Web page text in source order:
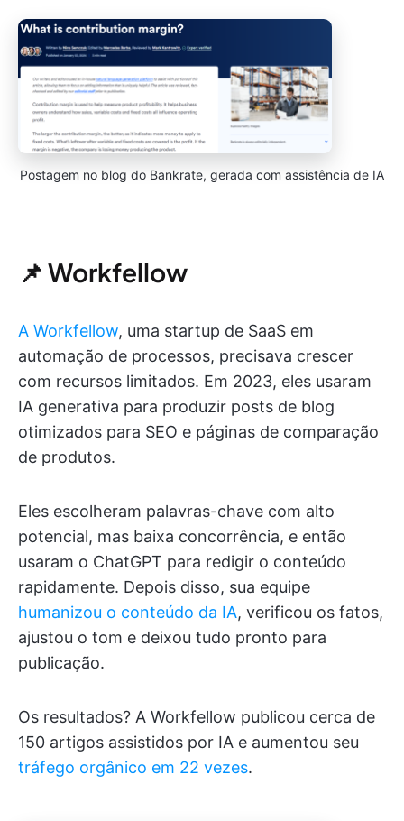
Postagem no blog do Bankrate, gerada com assistência de IA
📌 Workfellow
A Workfellow, uma startup de SaaS em
automação de processos, precisava crescer
com recursos limitados. Em 2023, eles usaram
IA generativa para produzir posts de blog
otimizados para SEO e páginas de comparação
de produtos.
Eles escolheram palavras-chave com alto
potencial, mas baixa concorrência, e então
usaram o ChatGPT para redigir o conteúdo
rapidamente. Depois disso, sua equipe
humanizou o conteúdo da IA, verificou os fatos,
ajustou o tom e deixou tudo pronto para
publicação.
Os resultados? A Workfellow publicou cerca de
150 artigos assistidos por IA e aumentou seu
tráfego orgânico em 22 vezes.